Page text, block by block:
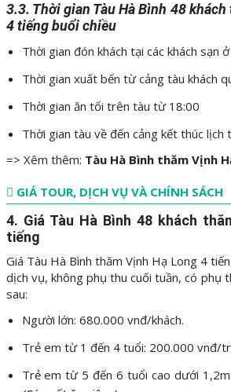
3.3. Thời gian Tàu Hà Bình 48
4 tiếng buổi chiều
Thời gian đón khách tại các khách sạn
Thời gian xuất bến từ cảng tàu khách
Thời gian ăn tối trên tàu từ 18:00
Thời gian tàu về đến cảng kết thúc lịch
=> Xêm thêm: Tàu Hà Bình thăm Vịnh
GIÁ TOUR, DỊCH VỤ VÀ CHÍNH SÁCH
4. Giá Tàu Hà Bình 48 khách
tiếng
Giá Tàu Hà Bình thăm Vịnh Hạ Long 4
dịch vụ, không phụ thu cuối tuần, có phụ
sau:
Người lớn: 680.000 vnđ/khách.
Trẻ em từ 1 đến 4 tuổi: 200.000 vnđ/
Trẻ em từ 5 đến 6 tuổi cao dưới